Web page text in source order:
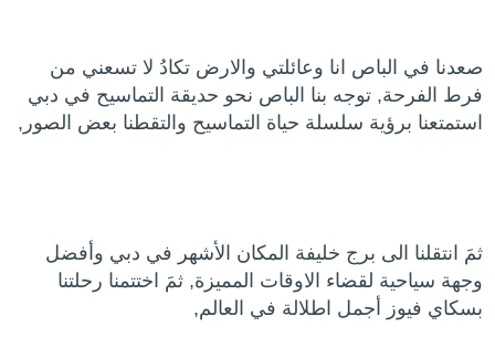
صعدنا في الباص انا وعائلتي والارض تكادُ لا تسعني من
فرط الفرحة, توجه بنا الباص نحو حديقة التماسيح في دبي
استمتعنا برؤية سلسلة حياة التماسيح والتقطنا بعض الصور,
ثمَ انتقلنا الى برج خليفة المكان الأشهر في دبي وأفضل
وجهة سياحية لقضاء الاوقات المميزة, ثمَ اختتمنا رحلتنا
بسكاي فيوز أجمل اطلالة في العالم,